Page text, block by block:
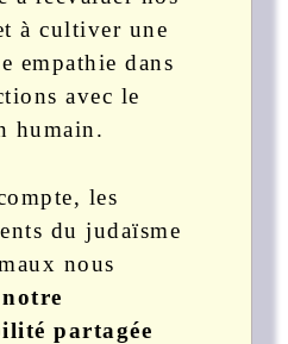
à cultiver une
empathie dans
avec le
humain.
les
du judaïsme
nous
notre
partagée